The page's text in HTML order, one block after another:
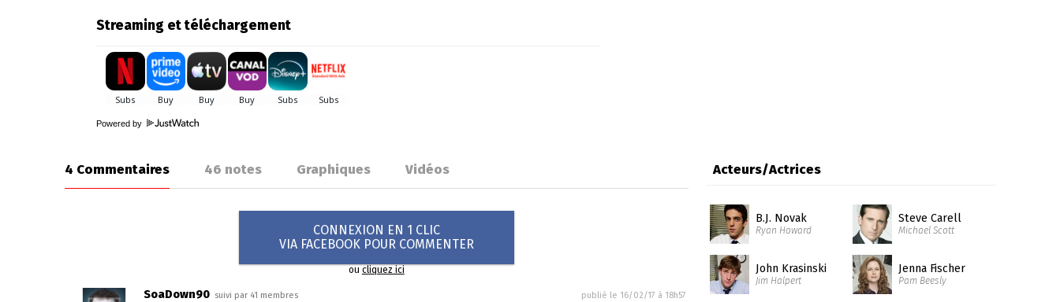
Streaming et téléchargement
Powered by
4 Commentaires 46 notes Graphiques Vidéos
CONNEXION EN 1 CLIC
VIA FACEBOOK POUR COMMENTER
oucliquez ici
SoaDown90 suivi par 41 membres publié le 16/02/17 à 18h57
Acteurs/Actrices
B.J. Novak
Ryan Howard
Steve Carell
Michael Scott
John Krasinski
Jim Halpert
Jenna Fischer
Pam Beesly